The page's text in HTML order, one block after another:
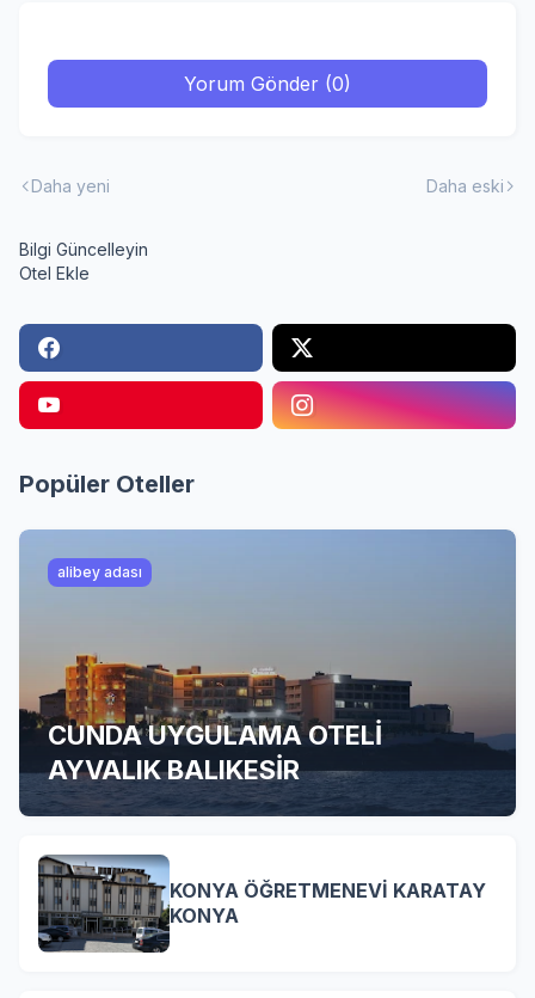
Yorum Gönder (0)
Daha yeni Daha eski
Bilgi Güncelleyin
Otel Ekle
Popüler Oteller
alibey adası
CUNDA UYGULAMA OTELİ
AYVALIK BALIKESİR
KONYA ÖĞRETMENEVİ KARATAY
KONYA